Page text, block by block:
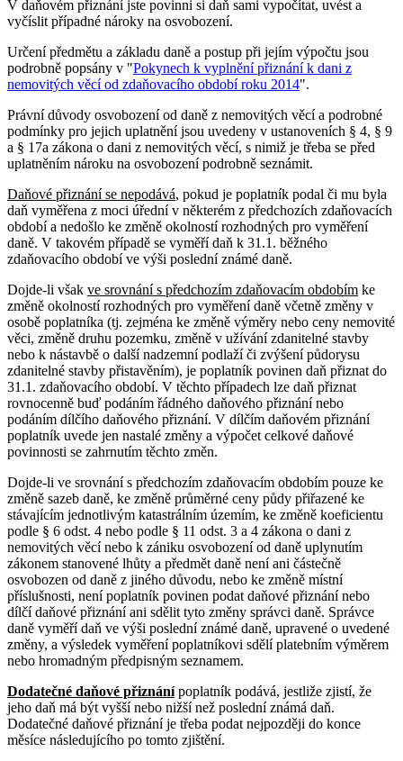
V daňovém přiznání jste povinni si daň sami vypočítat, uvést a
vyčíslit případné nároky na osvobození.
Určení předmětu a základu daně a postup při jejím výpočtu jsou
podrobně popsány v "Pokynech k vyplnění přiznání k dani z
nemovitých věcí od zdaňovacího období roku 2014".
Právní důvody osvobození od daně z nemovitých věcí a podrobné
podmínky pro jejich uplatnění jsou uvedeny v ustanoveních § 4, § 9
a § 17a zákona o dani z nemovitých věcí, s nimiž je třeba se před
uplatněním nároku na osvobození podrobně seznámit.
Daňové přiznání se nepodává, pokud je poplatník podal či mu byla
daň vyměřena z moci úřední v některém z předchozích zdaňovacích
období a nedošlo ke změně okolností rozhodných pro vyměření
daně. V takovém případě se vyměří daň k 31.1. běžného
zdaňovacího období ve výši poslední známé daně.
Dojde-li však ve srovnání s předchozím zdaňovacím obdobím ke
změně okolností rozhodných pro vyměření daně včetně změny v
osobě poplatníka (tj. zejména ke změně výměry nebo ceny nemovité
věci, změně druhu pozemku, změně v užívání zdanitelné stavby
nebo k nástavbě o další nadzemní podlaží či zvýšení půdorysu
zdanitelné stavby přistavěním), je poplatník povinen daň přiznat do
31.1. zdaňovacího období. V těchto případech lze daň přiznat
rovnocenně buď podáním řádného daňového přiznání nebo
podáním dílčího daňového přiznání. V dílčím daňovém přiznání
poplatník uvede jen nastalé změny a výpočet celkové daňové
povinnosti se zahrnutím těchto změn.
Dojde-li ve srovnání s předchozím zdaňovacím obdobím pouze ke
změně sazeb daně, ke změně průměrné ceny půdy přiřazené ke
stávajícím jednotlivým katastrálním územím, ke změně koeficientu
podle § 6 odst. 4 nebo podle § 11 odst. 3 a 4 zákona o dani z
nemovitých věcí nebo k zániku osvobození od daně uplynutím
zákonem stanovené lhůty a předmět daně není ani částečně
osvobozen od daně z jiného důvodu, nebo ke změně místní
příslušnosti, není poplatník povinen podat daňové přiznání nebo
dílčí daňové přiznání ani sdělit tyto změny správci daně. Správce
daně vyměří daň ve výši poslední známé daně, upravené o uvedené
změny, a výsledek vyměření poplatníkovi sdělí platebním výměrem
nebo hromadným předpisným seznamem.
Dodatečné daňové přiznání poplatník podává, jestliže zjistí, že
jeho daň má být vyšší nebo nižší než poslední známá daň.
Dodatečné daňové přiznání je třeba podat nejpozději do konce
měsíce následujícího po tomto zjištění.